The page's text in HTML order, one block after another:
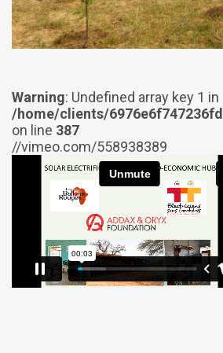
Warning: Undefined array key 1 in
/home/clients/
on line 387
//vimeo.com/558938389